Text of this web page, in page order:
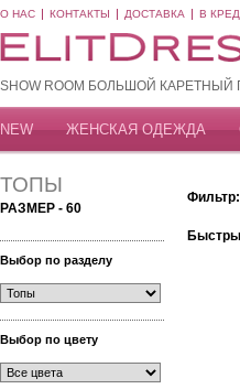
О НАС КОНТАКТЫ ДОСТАВКА В
SHOW ROOM БОЛЬШОЙ КАРЕТНЫЙ
NEW ЖЕНСКАЯ ОДЕЖДА
ТОПЫ
РАЗМЕР - 60
Выбор по разделу
Выбор по цвету
Фильтр: